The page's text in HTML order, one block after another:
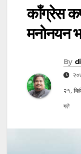
काँग्रेस
मनाेनयन
By
२१,
गते